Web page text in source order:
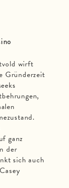
wirft
Gründerzeit
ganz
der
sich auch